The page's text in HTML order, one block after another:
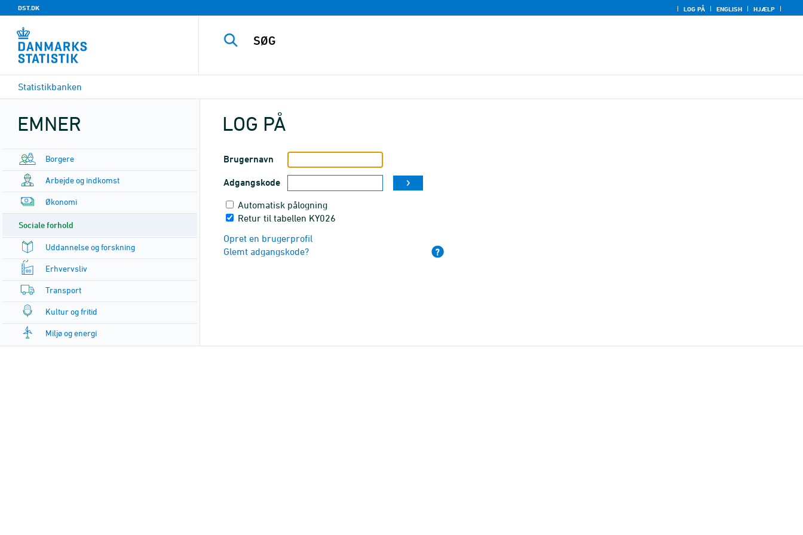
DST.DK LOG PÅ ENGLISH HJÆLP
Statistikbanken
EMNER
Borgere
Arbejde og indkomst
Økonomi
Sociale forhold
Uddannelse og forskning
Erhvervsliv
Transport
Kultur og fritid
Miljø og energi
LOG PÅ
Brugernavn
Adgangskode
Automatisk pålogning
Retur til tabellen KY026
Opret en brugerprofil
Glemt adgangskode?